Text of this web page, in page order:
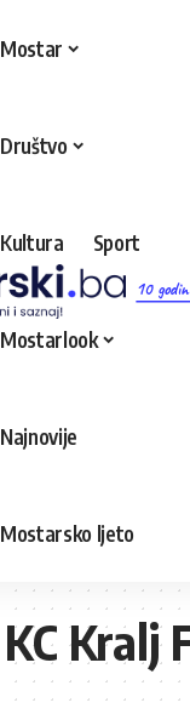
10
Mostar
Društvo
Kultura Sport
Mostarlook
Najnovije
Mostarsko ljeto
KC Kralj